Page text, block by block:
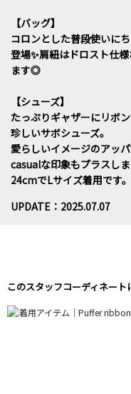
【バッグ】
コロンとした普段使いに
登場✨️肩紐はドロスト仕
ます◎
【シューズ】
たっぷりギャザーにリボ
珍しいサボシューズ。
愛らしいイメージのアッ
casualな印象もプラスしま
24cmでLサイズ着用です。
UPDATE：2025.07.07
このスタッフコーディネー